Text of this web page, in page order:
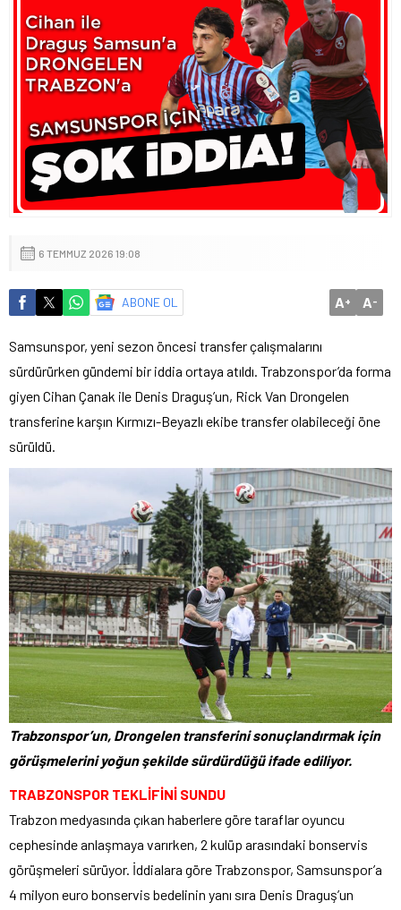
6 TEMMUZ 2026 19:08
ABONE OL A+ A-
Samsunspor, yeni sezon öncesi transfer çalışmalarını
sürdürürken gündemi bir iddia ortaya atıldı. Trabzonspor’da forma
giyen Cihan Çanak ile Denis Draguş’un, Rick Van Drongelen
transferine karşın Kırmızı-Beyazlı ekibe transfer olabileceği öne
sürüldü.
Trabzonspor’un, Drongelen transferini sonuçlandırmak için
görüşmelerini yoğun şekilde sürdürdüğü ifade ediliyor.
TRABZONSPOR TEKLİFİNİ SUNDU
Trabzon medyasında çıkan haberlere göre taraflar oyuncu
cephesinde anlaşmaya varırken, 2 kulüp arasındaki bonservis
görüşmeleri sürüyor. İddialara göre Trabzonspor, Samsunspor’a
4 milyon euro bonservis bedelinin yanı sıra Denis Draguş’un